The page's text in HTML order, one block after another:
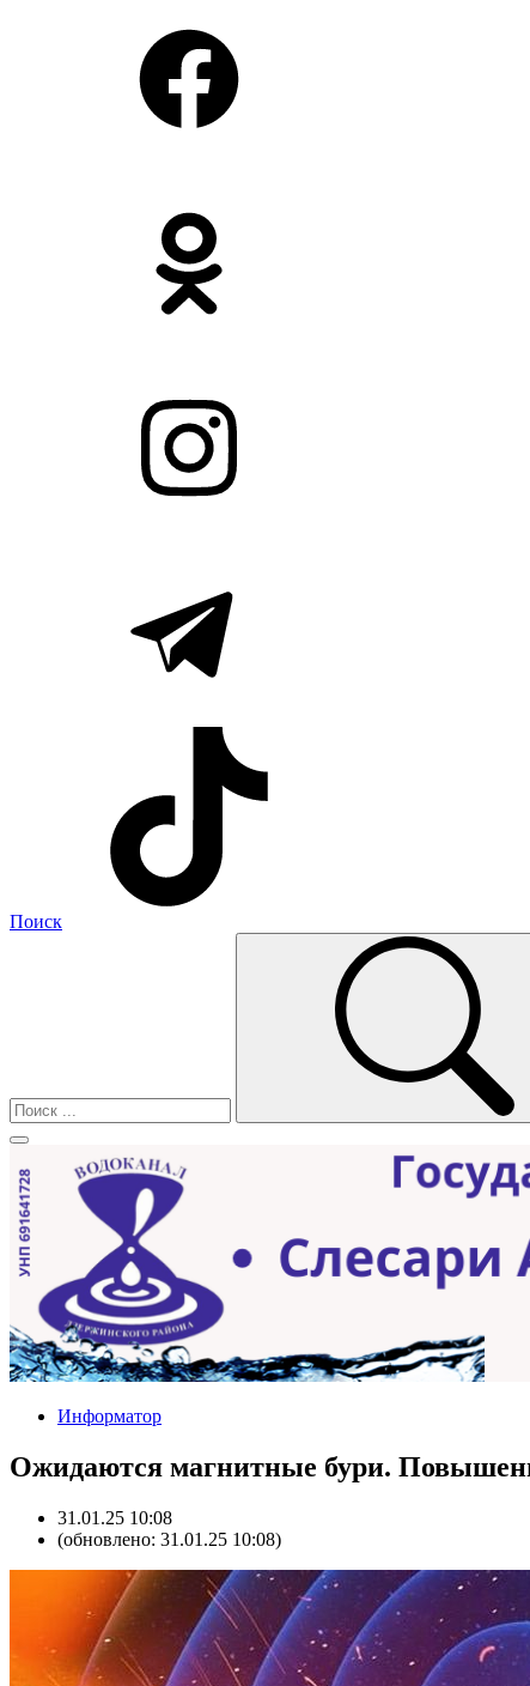
Поиск
Информатор
Ожидаются магнитные бури.
31.01.25 10:08
(обновлено: 31.01.25 10:08)